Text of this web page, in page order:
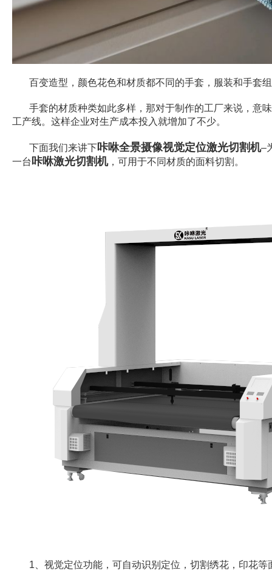
百变造型，颜色花色和材质都不同的手套，服装和手套
手套的材质种类如此多样，那对于制作的工厂来说，意
工产线。这样企业对生产成本投入就增加了不少。
下面我们来讲下咔咻全景摄像视觉定位激光切割机–
一台咔咻激光切割机，可用于不同材质的面料切割。
1、视觉定位功能，可自动识别定位，切割绣花，印花等